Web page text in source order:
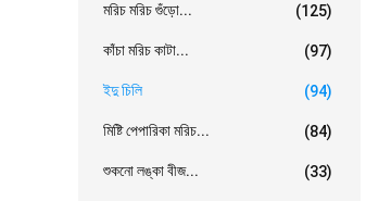
মরিচ মরিচ গুঁড়ো... (125)
কাঁচা মরিচ কাটা... (97)
ইদু চিলি (94)
মিষ্টি পেপারিকা মরিচ... (84)
শুকনো লঙ্কা বীজ... (33)